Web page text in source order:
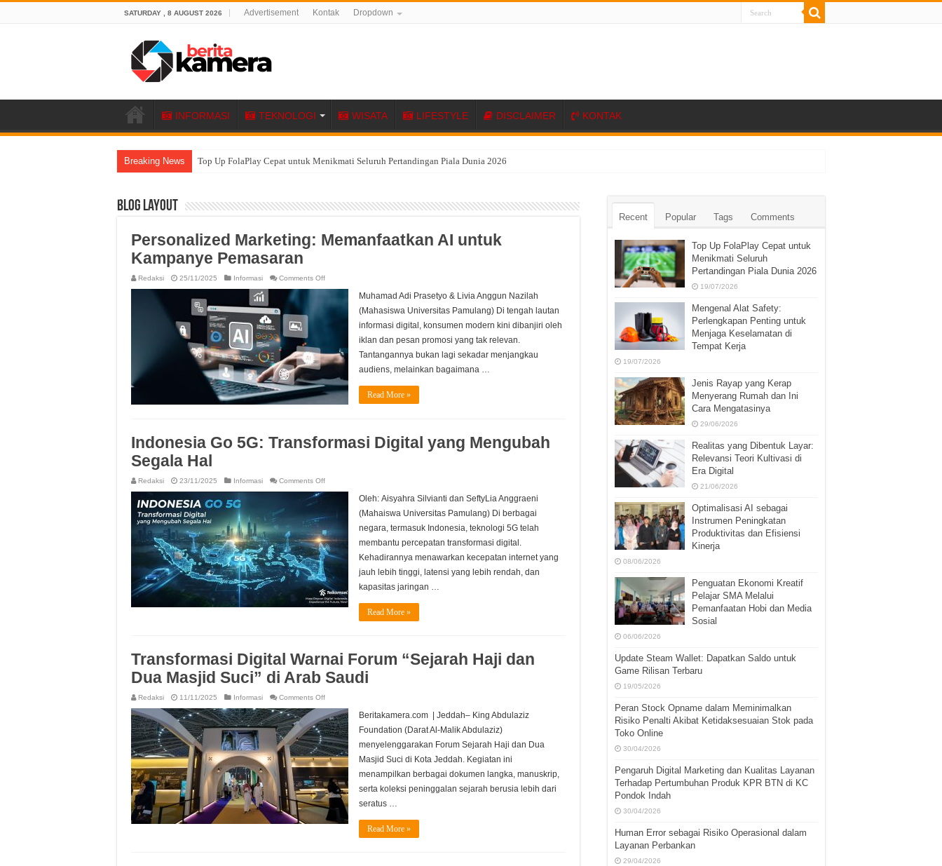
SATURDAY , 8 AUGUST 2026 Advertisement Kontak Dropdown
INFORMASI TEKNOLOGI WISATA LIFESTYLE DISCLAIMER KONTAK
Breaking News Top Up FolaPlay Cepat untuk Menikmati Seluruh Pertandingan Piala Dunia 2026
Blog Layout
Personalized Marketing: Memanfaatkan AI untuk
Kampanye Pemasaran
Redaksi 25/11/2025 Informasi Comments Offon
Memanfaatkan
Kampanye
Muhamad Adi Prasetyo & Livia Anggun Nazilah
(Mahasiswa Universitas Pamulang) Di tengah lautan
informasi digital, konsumen modern kini dibanjiri oleh
iklan dan pesan promosi yang tak relevan.
Tantangannya bukan lagi sekadar menjangkau
audiens, melainkan bagaimana …
Read More »
Indonesia Go 5G: Transformasi Digital yang Mengubah
Segala Hal
Redaksi 23/11/2025 Informasi Comments Offon
Transformasi
Digital
Mengubah
Segala
Hal
Oleh: Aisyahra Silvianti dan SeftyLia Anggraeni
(Mahaiswa Universitas Pamulang) Di berbagai
negara, termasuk Indonesia, teknologi 5G telah
membantu percepatan transformasi digital.
Kehadirannya menawarkan kecepatan internet yang
jauh lebih tinggi, latensi yang lebih rendah, dan
kapasitas jaringan …
Read More »
Transformasi Digital Warnai Forum “Sejarah Haji dan
Dua Masjid Suci” di Arab Saudi
Redaksi 11/11/2025 Informasi Comments Offon
Digital
Warnai
Forum
“Sejarah
Haji
dan
Dua
Masjid
Suci”
di
Arab
Saudi
Beritakamera.com | Jeddah– King Abdulaziz
Foundation (Darat Al-Malik Abdulaziz)
menyelenggarakan Forum Sejarah Haji dan Dua
Masjid Suci di Kota Jeddah. Kegiatan ini
menampilkan berbagai dokumen langka, manuskrip,
serta koleksi peninggalan sejarah berusia lebih dari
seratus …
Read More »
Recent Popular Tags Comments
Top Up FolaPlay Cepat untuk
Menikmati Seluruh
Pertandingan Piala Dunia 2026
19/07/2026
Mengenal Alat Safety:
Perlengkapan Penting untuk
Menjaga Keselamatan di
Tempat Kerja
19/07/2026
Jenis Rayap yang Kerap
Menyerang Rumah dan Ini
Cara Mengatasinya
29/06/2026
Realitas yang Dibentuk Layar:
Relevansi Teori Kultivasi di
Era Digital
21/06/2026
Optimalisasi AI sebagai
Instrumen Peningkatan
Produktivitas dan Efisiensi
Kinerja
08/06/2026
Penguatan Ekonomi Kreatif
Pelajar SMA Melalui
Pemanfaatan Hobi dan Media
Sosial
06/06/2026
Update Steam Wallet: Dapatkan Saldo untuk
Game Rilisan Terbaru
19/05/2026
Peran Stock Opname dalam Meminimalkan
Risiko Penalti Akibat Ketidaksesuaian Stok pada
Toko Online
30/04/2026
Pengaruh Digital Marketing dan Kualitas Layanan
Terhadap Pertumbuhan Produk KPR BTN di KC
Pondok Indah
30/04/2026
Human Error sebagai Risiko Operasional dalam
Layanan Perbankan
29/04/2026